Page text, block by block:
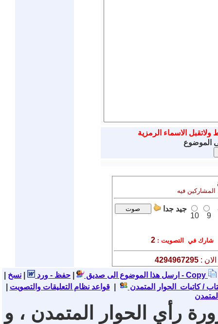
ولاتقبل الاسماء الرمزية
الموضوع
المشاركين فيه
9
10
جيد جدا
شارك في التصويت : 2
:
4294967295
ارسل هذا الموضوع الى صديق حفظ - ورد نسخ - Copy
/ كاتبات الحوار المتمدن |قواعد نظام التعليقات والتصويت
رأي الحوار المتمدن ، و